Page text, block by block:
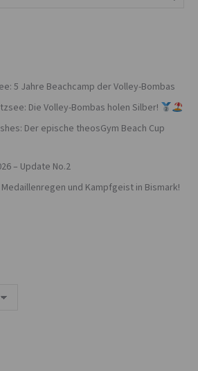
5 Jahre Beachcamp der Volley-Bombas
Die Volley-Bombas holen Silber!
Der epische theosGym Beach Cup
– Update No.2
und Kampfgeist in Bismark!